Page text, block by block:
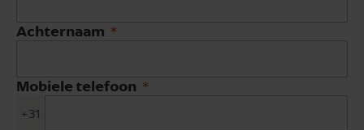
Achternaam
Mobiele telefoon
+31